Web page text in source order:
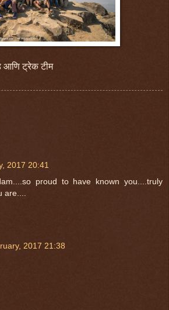
आणि ट्रेक टीम
2017 20:41
proud to have known you....truly
are....
2017 21:38